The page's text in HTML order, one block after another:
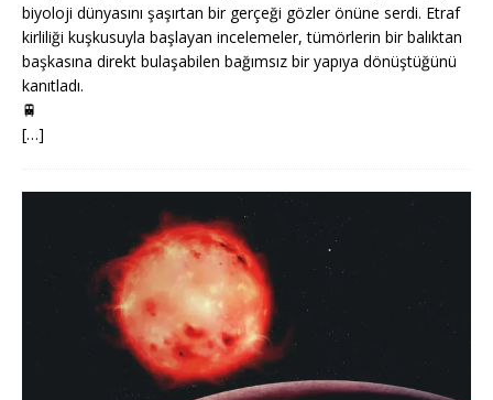
biyoloji dünyasını şaşırtan bir gerçeği gözler önüne serdi. Etraf
kirliliği kuşkusuyla başlayan incelemeler, tümörlerin bir balıktan
başkasına direkt bulaşabilen bağımsız bir yapıya dönüştüğünü
kanıtladı.
🚆
[…]